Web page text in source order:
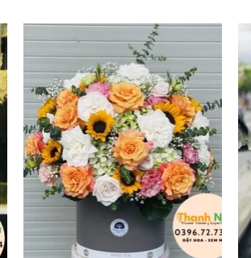
Add to
wishlist